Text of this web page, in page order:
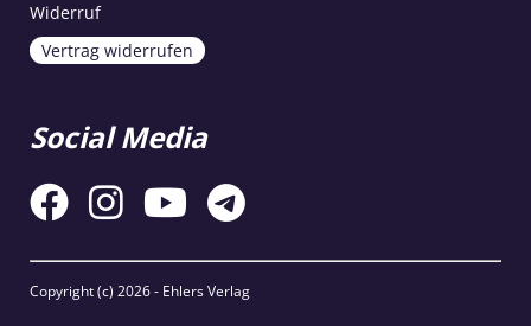
Widerruf
Vertrag widerrufen
Social Media
Copyright (c) 2026 - Ehlers Verlag